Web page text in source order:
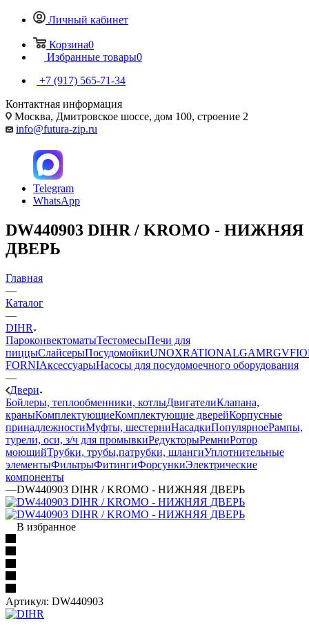
Личный кабинет
Корзина0
Избранные товары0
+7 (917) 565-71-34
Контактная информация
Москва, Дмитровское шоссе, дом 100, строение 2
info@futura-zip.ru
Telegram
WhatsApp
DW440903 DIHR / KROMO - НИЖНЯЯ
ДВЕРЬ
Главная
—
Каталог
—
DIHR
ПароконвектоматыТестомесыПечи для
пиццыСлайсерыПосудомойкиUNOXRATIONALGAMRGV
FORNIАксессуарыНасосы для посудомоечного оборудования
—
Двери
Бойлеры, теплообменники, котлыДвигателиКлапана,
краныКомплектующиеКомплектующие дверейКорпусные
принадлежностиМуфты, шестерниНасадкиПопулярноеРампы,
турели, оси, з/ч для промывкиРедукторыРемниРотор
моющийТрубки, трубы,патрубки, шлангиУплотнительные
элементыФильтрыФитингиФорсункиЭлектрические
компоненты
—DW440903 DIHR / KROMO - НИЖНЯЯ ДВЕРЬ
В избранное
Артикул: DW440903